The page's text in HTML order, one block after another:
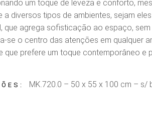
um toque de leveza e conforto,
a diversos tipos de ambientes, sejam
que agrega sofisticação ao espaço,
se o centro das atenções em qualquer
que prefere um toque contemporâneo e
MK.720.0 – 50 x 55 x 100 cm –